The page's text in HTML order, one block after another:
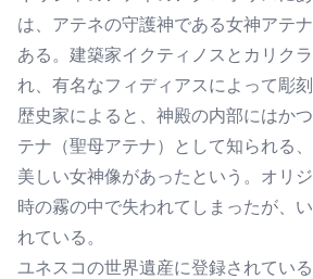
は、アテネの守護神である女神アテ
ある。建築家イクティノスとカリク
れ、有名なフィディアスによって彫
歴史家によると、神殿の内部にはか
テナ（聖母アテナ）として知られる
美しい女神像があったという。オリ
時の霧の中で失われてしまったが、
れている。
ユネスコの世界遺産に登録されている